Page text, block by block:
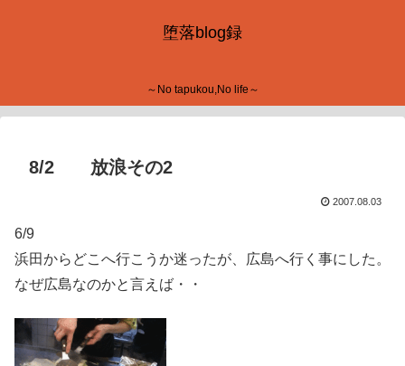
堕落blog録
～No tapukou,No life～
8/2 放浪その2
2007.08.03
6/9
浜田からどこへ行こうか迷ったが、広島へ行く事にした。
なぜ広島なのかと言えば・・